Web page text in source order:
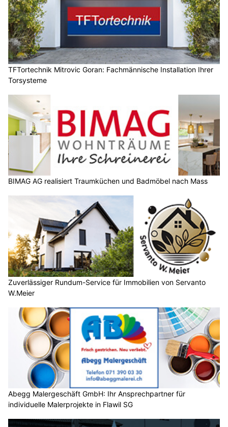
TFTortechnik Mitrovic Goran: Fachmännische Installation Ihrer
Torsysteme
BIMAG AG realisiert Traumküchen und Badmöbel nach Mass
Zuverlässiger Rundum-Service für Immobilien von Servanto
W.Meier
Abegg Malergeschäft GmbH: Ihr Ansprechpartner für
individuelle Malerprojekte in Flawil SG